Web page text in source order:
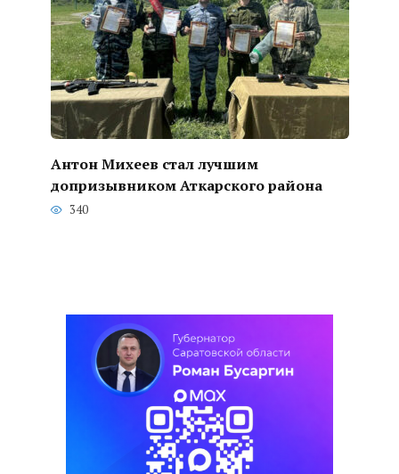
Антон Михеев стал лучшим
допризывником Аткарского района
340